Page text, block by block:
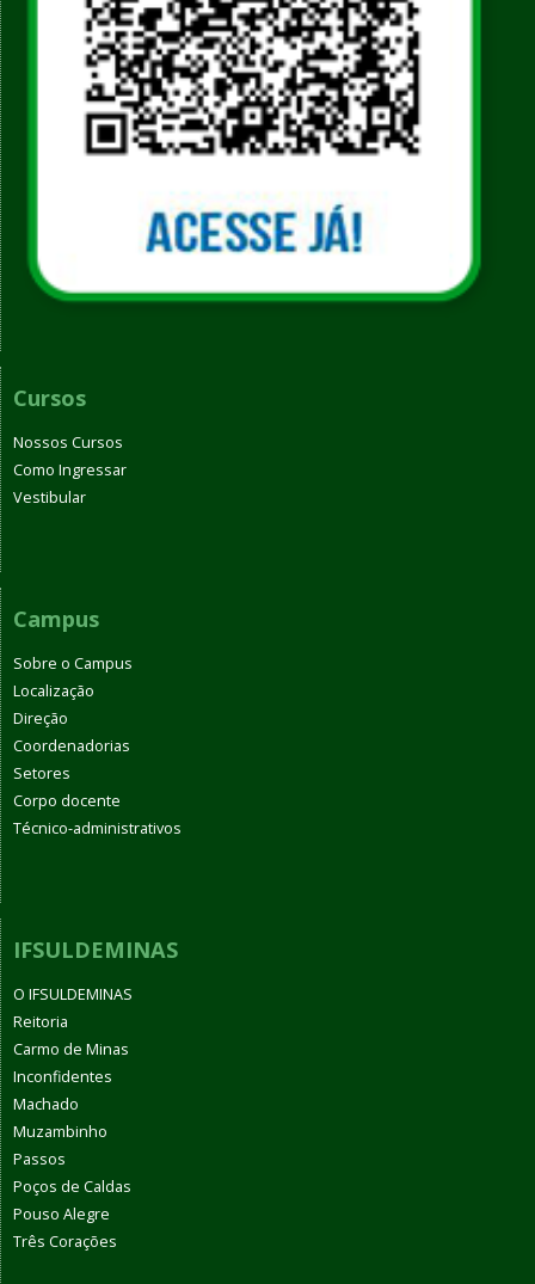
Cursos
Nossos Cursos
Como Ingressar
Vestibular
Campus
Sobre o Campus
Localização
Direção
Coordenadorias
Setores
Corpo docente
Técnico-administrativos
IFSULDEMINAS
O IFSULDEMINAS
Reitoria
Carmo de Minas
Inconfidentes
Machado
Muzambinho
Passos
Poços de Caldas
Pouso Alegre
Três Corações